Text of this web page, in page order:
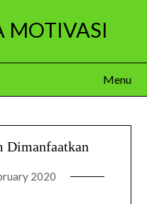
MOTIVASI
Menu
Dimanfaatkan
2020